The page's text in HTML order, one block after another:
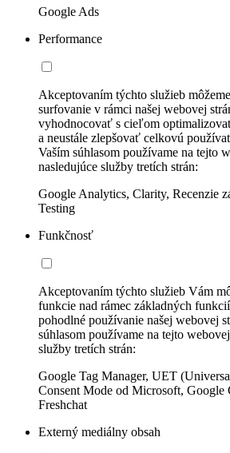
Google Ads
Performance
Akceptovaním týchto služieb
surfovanie v rámci našej webovej
vyhodnocovať s cieľom
a neustále zlepšovať celkovú
Vaším súhlasom používame na tejto
nasledujúce služby tretích strán:
Google Analytics, Clarity, Recenzie
Testing
Funkčnosť
Akceptovaním týchto služieb Vám
funkcie nad rámec základných
pohodlné používanie našej webovej
súhlasom používame na tejto
služby tretích strán:
Google Tag Manager, UET
Consent Mode od Microsoft, Google
Freshchat
Externý mediálny obsah